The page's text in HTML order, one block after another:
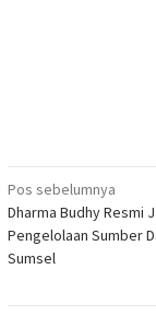
Navigasi
pos
Pos sebelumnya
Dharma Budhy Resmi
Pengelolaan Sumber
Sumsel